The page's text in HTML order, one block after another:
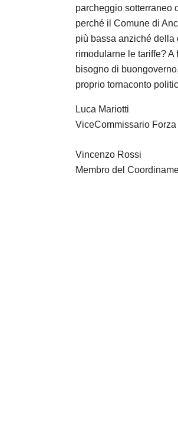
parcheggio sotterraneo
perché il Comune di
più bassa anziché della
rimodularne le tariffe?
bisogno di
proprio tornaconto
Luca Mariotti
ViceCommissario
Vincenzo Rossi
Membro del